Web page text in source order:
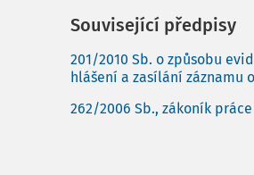
Související předpisy
201/2010 Sb. o způsobu
hlášení a zasílání záznamu
262/2006 Sb., zákoník práce